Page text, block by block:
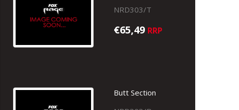
NRD303/T
€65,49 RRP
Butt Section